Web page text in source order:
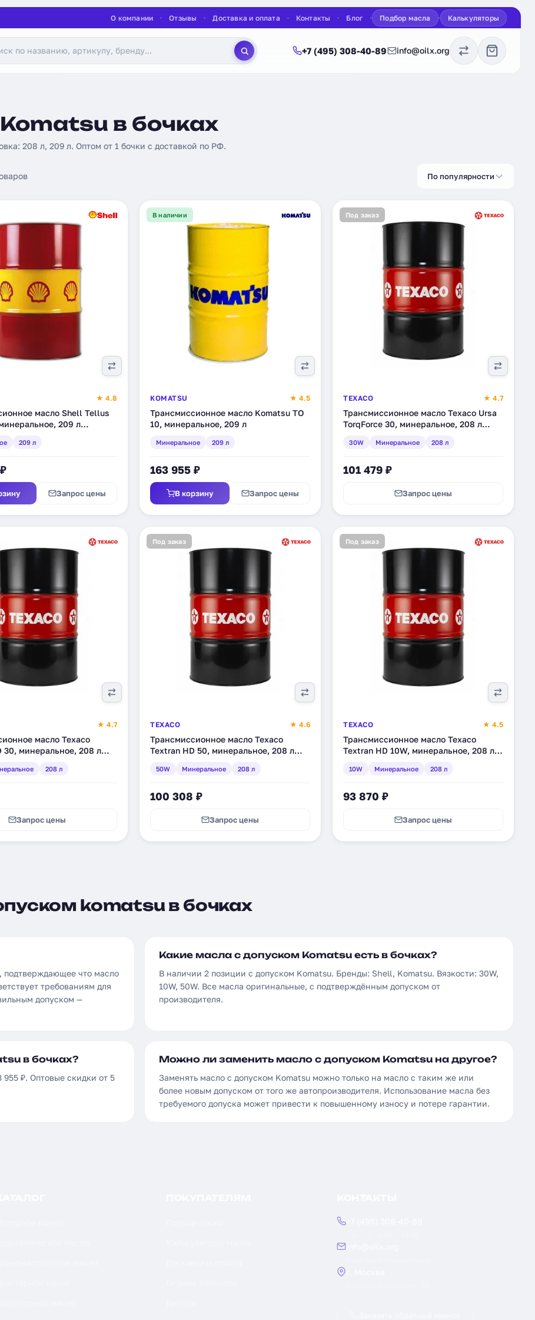
О компании Отзывы Доставка и оплата Контакты Блог Подбор масла Калькуляторы
+7 (495) 308-40-89 info@oilx.org
в бочках
208 л, 209 л. Оптом от 1 бочки с доставкой по РФ.
По популярности
★ 4.8
масло Shell Tellus
209 л
209 л
Запрос цены
В наличии
KOMATSU ★ 4.5
Трансмиссионное масло Komatsu TO
10, минеральное, 209 л
Минеральное 209 л
163 955 ₽
В корзину Запрос цены
Под заказ
TEXACO ★ 4.7
Трансмиссионное масло Texaco Ursa
TorqForce 30, минеральное, 208 л
30W Минеральное 208 л
101 479 ₽
Запрос цены
★ 4.7
масло Texaco
30, минеральное, 208 л
208 л
Запрос цены
Под заказ
TEXACO ★ 4.6
Трансмиссионное масло Texaco
Textran HD 50, минеральное, 208 л
50W Минеральное 208 л
100 308 ₽
Запрос цены
Под заказ
TEXACO ★ 4.5
Трансмиссионное масло Texaco
Textran HD 10W, минеральное, 208 л
10W Минеральное 208 л
93 870 ₽
Запрос цены
komatsu в бочках
подтверждающее что масло
требованиям для
допуском —
Какие масла с допуском Komatsu есть в бочках?
В наличии 2 позиции с допуском Komatsu. Бренды: Shell, Komatsu. Вязкости: 30W,
10W, 50W. Все масла оригинальные, с подтверждённым допуском от
производителя.
в бочках?
955 ₽. Оптовые скидки от 5
Можно ли заменить масло с допуском Komatsu на другое?
Заменять масло с допуском Komatsu можно только на масло с таким же или
более новым допуском от того же автопроизводителя. Использование масла без
требуемого допуска может привести к повышенному износу и потере гарантии.